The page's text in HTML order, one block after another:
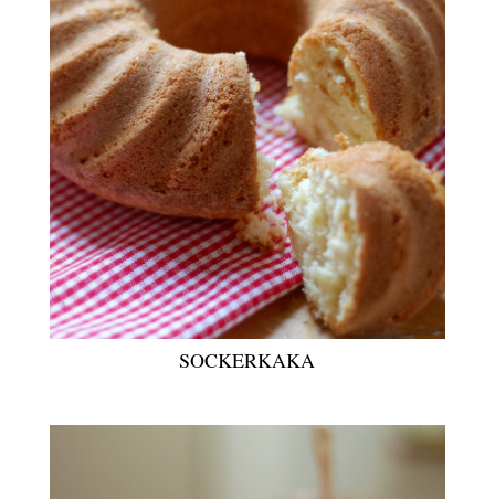
SOCKERKAKA